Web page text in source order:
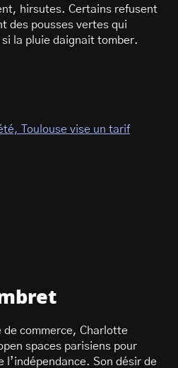
hirsutes. Certains refusent
des pousses vertes qui
la pluie daignait tomber.
Toulouse vise un tarif
de commerce, Charlotte
spaces parisiens pour
l’indépendance. Son désir de